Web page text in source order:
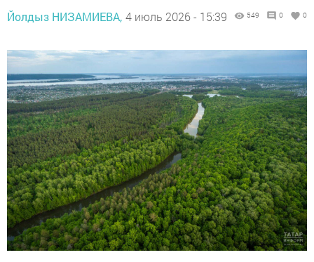
Йолдыз НИЗАМИЕВА, 4 июль 2026 - 15:39 549 0 0